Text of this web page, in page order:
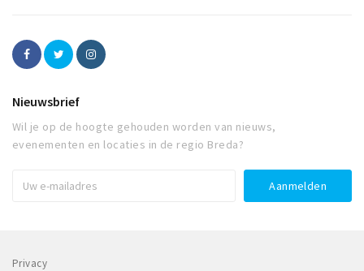
Nieuwsbrief
Wil je op de hoogte gehouden worden van nieuws,
evenementen en locaties in de regio Breda?
Privacy